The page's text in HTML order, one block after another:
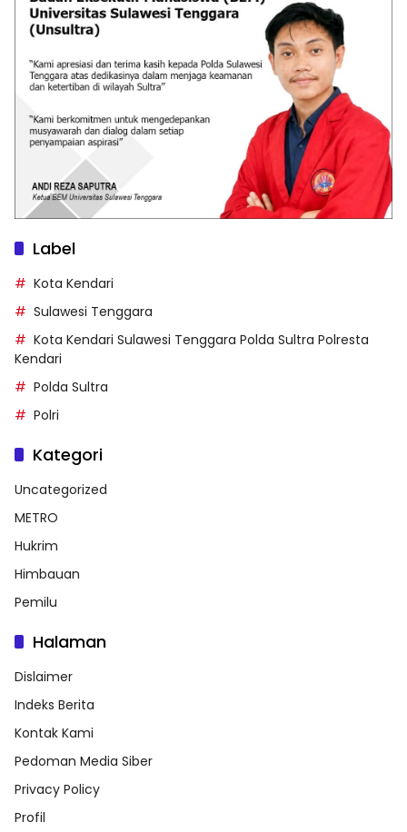
Label
Kota Kendari
Sulawesi Tenggara
Kota Kendari Sulawesi Tenggara Polda Sultra Polresta
Kendari
Polda Sultra
Polri
Kategori
Uncategorized
METRO
Hukrim
Himbauan
Pemilu
Halaman
Dislaimer
Indeks Berita
Kontak Kami
Pedoman Media Siber
Privacy Policy
Profil